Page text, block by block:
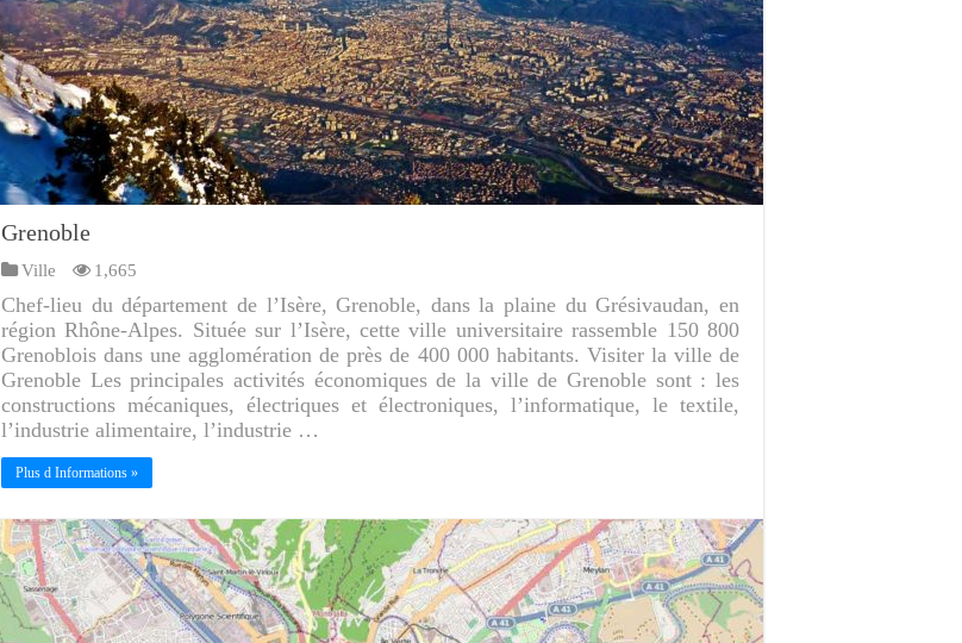
Grenoble
Ville 1,665
Chef-lieu du département de l’Isère, Grenoble, dans la plaine du Grésivaudan, en
région Rhône-Alpes. Située sur l’Isère, cette ville universitaire rassemble 150 800
Grenoblois dans une agglomération de près de 400 000 habitants. Visiter la ville de
Grenoble Les principales activités économiques de la ville de Grenoble sont : les
constructions mécaniques, électriques et électroniques, l’informatique, le textile,
l’industrie alimentaire, l’industrie …
Plus d Informations »